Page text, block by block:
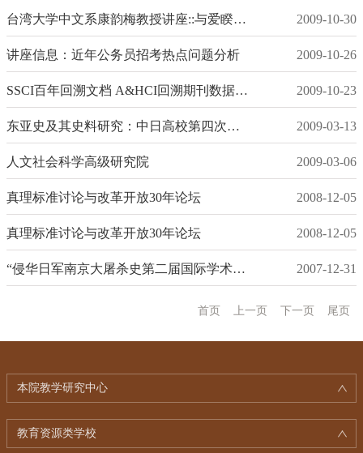
台湾大学中文系康韵梅教授讲座::与爱睽违：《莺莺传》新诠 2009-10-30
讲座信息：近年公务员招考热点问题分析 2009-10-26
SSCI百年回溯文档 A&HCI回溯期刊数据库开通仪式暨学术报告会 2009-10-23
东亚史及其史料研究：中日高校第四次学术交流会 2009-03-13
人文社会科学高级研究院 2009-03-06
真理标准讨论与改革开放30年论坛 2008-12-05
真理标准讨论与改革开放30年论坛 2008-12-05
“侵华日军南京大屠杀史第二届国际学术研讨会”在宁召开 2007-12-31
首页 上一页 下一页 尾页
本院教学研究中心
教育资源类学校